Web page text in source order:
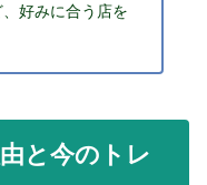
好みに合う店を
と今のトレ